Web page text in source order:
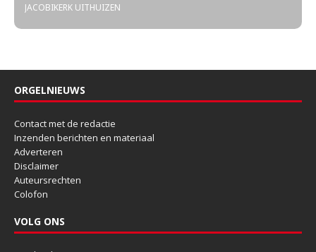
JACOBIKERK UITHUIZEN
ORGELNIEUWS
Contact met de redactie
Inzenden berichten en materiaal
Adverteren
Disclaimer
Auteursrechten
Colofon
VOLG ONS